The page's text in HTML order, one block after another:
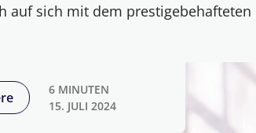
auf sich mit dem prestigebehafteten
6 MINUTEN
15. JULI 2024